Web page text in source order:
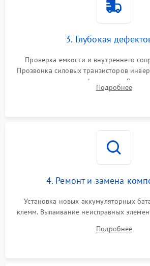
3. Глубокая
Проверка емкости и внутреннего
Прозвонка силовых транзисторов
переключения и трансформатора.
конденсаторов и прогаров на
Подробнее
4. Ремонт и замена
Установка новых аккумуляторных
клемм. Выпаивание неисправных
цепи зарядки и монтаж новых
Восстановление поврежденных
Подробнее